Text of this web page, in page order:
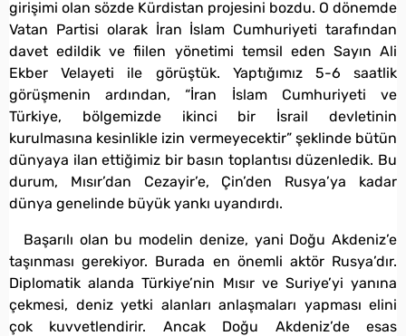
girişimi olan sözde Kürdistan projesini bozdu. O dönemde
Vatan Partisi olarak İran İslam Cumhuriyeti tarafından
davet edildik ve fiilen yönetimi temsil eden Sayın Ali
Ekber Velayeti ile görüştük. Yaptığımız 5-6 saatlik
görüşmenin ardından, “İran İslam Cumhuriyeti ve
Türkiye, bölgemizde ikinci bir İsrail devletinin
kurulmasına kesinlikle izin vermeyecektir” şeklinde bütün
dünyaya ilan ettiğimiz bir basın toplantısı düzenledik. Bu
durum, Mısır’dan Cezayir’e, Çin’den Rusya’ya kadar
dünya genelinde büyük yankı uyandırdı.
Başarılı olan bu modelin denize, yani Doğu Akdeniz’e
taşınması gerekiyor. Burada en önemli aktör Rusya’dır.
Diplomatik alanda Türkiye’nin Mısır ve Suriye’yi yanına
çekmesi, deniz yetki alanları anlaşmaları yapması elini
çok kuvvetlendirir. Ancak Doğu Akdeniz’de esas